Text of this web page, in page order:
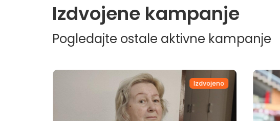
Izdvojene kampanje
Pogledajte ostale aktivne kampanje
Izdvojeno